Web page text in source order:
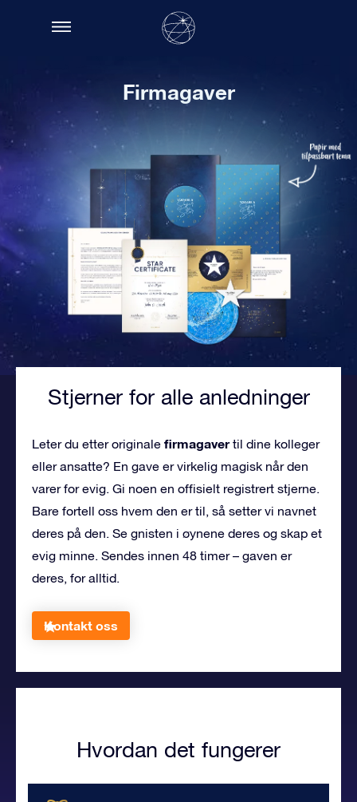
Firmagaver
Stjerner for alle anledninger
Leter du etter originale firmagavertil dine kolleger
eller ansatte? En gave er virkelig magisk når den
varer for evig. Gi noen en offisielt registrert stjerne.
Bare fortell oss hvem den er til, så setter vi navnet
deres på den. Se gnisten i øynene deres og skap et
evig minne. Sendes innen 48 timer – gaven er
deres, for alltid.
Kontakt oss
Hvordan det fungerer